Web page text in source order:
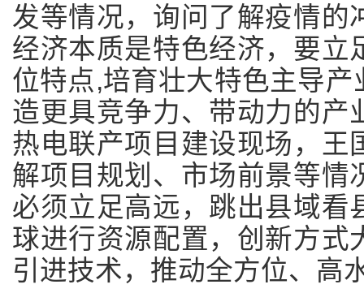
发等情况，询问了解疫情的
经济本质是特色经济，要立
位特点,培育壮大特色主导
造更具竞争力、带动力的产
热电联产项目建设现场，王
解项目规划、市场前景等情
必须立足高远，跳出县域看
球进行资源配置，创新方式
引进技术，推动全方位、高